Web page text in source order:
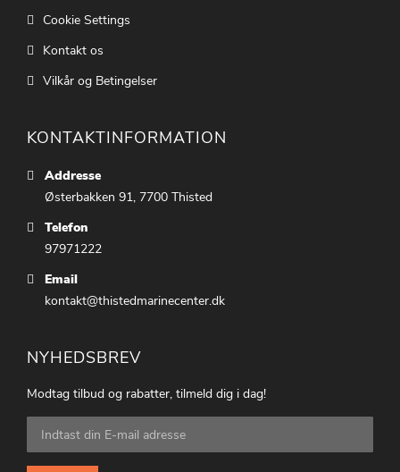
Cookie Settings
Kontakt os
Vilkår og Betingelser
KONTAKTINFORMATION
Addresse
Østerbakken 91, 7700 Thisted
Telefon
97971222
Email
kontakt@thistedmarinecenter.dk
NYHEDSBREV
Modtag tilbud og rabatter, tilmeld dig i dag!
Tilmeld
dig
vores